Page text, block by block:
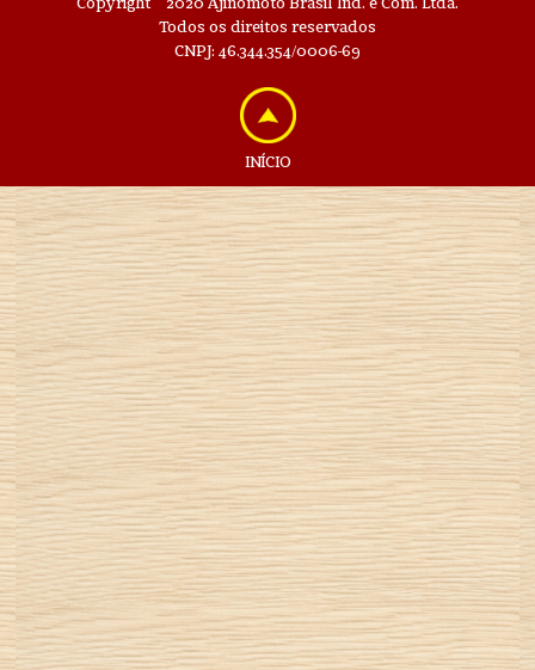
Todos os direitos reservados
CNPJ: 46.344.354/0006-69
INÍCIO